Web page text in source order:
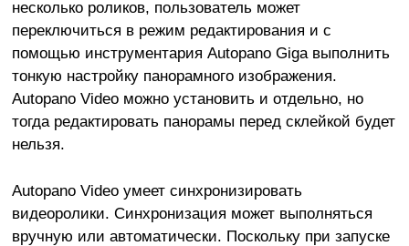
несколько роликов, пользователь может
переключиться в режим редактирования и с
помощью инструментария Autopano Giga выполнить
тонкую настройку панорамного изображения.
Autopano Video можно установить и отдельно, но
тогда редактировать панорамы перед склейкой будет
нельзя.
Autopano Video умеет синхронизировать
видеоролики. Синхронизация может выполняться
вручную или автоматически. Поскольку при запуске